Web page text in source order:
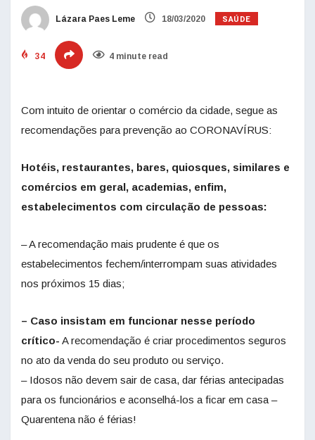
Lázara Paes Leme 18/03/2020 SAÚDE
34 4 minute read
Com intuito de orientar o comércio da cidade, segue as
recomendações para prevenção ao CORONAVÍRUS:
Hotéis, restaurantes, bares, quiosques, similares e
comércios em geral, academias, enfim,
estabelecimentos com circulação de pessoas:
– A recomendação mais prudente é que os
estabelecimentos fechem/interrompam suas atividades
nos próximos 15 dias;
– Caso insistam em funcionar nesse período
crítico- A recomendação é criar procedimentos seguros
no ato da venda do seu produto ou serviço.
– Idosos não devem sair de casa, dar férias antecipadas
para os funcionários e aconselhá-los a ficar em casa –
Quarentena não é férias!